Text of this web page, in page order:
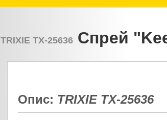
TRIXIE TX-25636 Спрей
Опис: TRIXIE TX-25636